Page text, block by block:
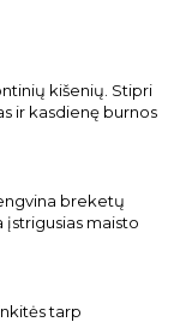
kišenių. Stipri
ir kasdienę burnos
breketų
įstrigusias maisto
tarp